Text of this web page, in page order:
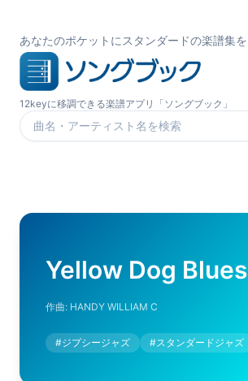
あなたのポケットにスタンダードの楽譜集を
12keyに移調できる楽譜アプリ「ソングブック」
楽曲を検索
Yellow Dog Blues
作曲: HANDY WILLIAM C
#ジプシージャズ #スタンダードジャズ